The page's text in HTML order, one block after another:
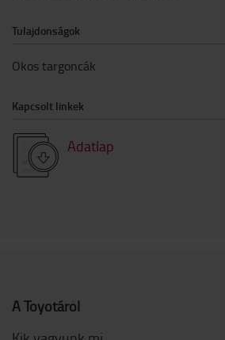
Tulajdonságok
Okos targoncák
Kapcsolt linkek
Adatlap
A Toyotáról